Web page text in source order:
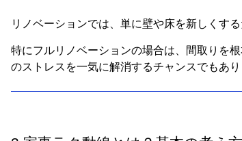
リノベーションでは、単に壁や床を新しくす
特にフルリノベーションの場合は、間取りを
のストレスを一気に解消するチャンスでもあり